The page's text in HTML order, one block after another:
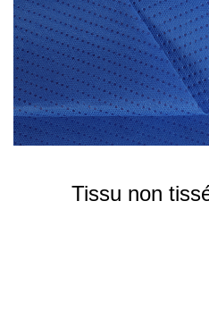
Tissu non